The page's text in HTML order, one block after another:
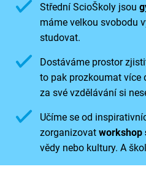
Střední ScioŠkoly jsou
máme velkou svobodu
studovat.
Dostáváme prostor
to pak prozkoumat více
za své vzdělávání si
Učíme se od
zorganizovat workshop
vědy nebo kultury. A